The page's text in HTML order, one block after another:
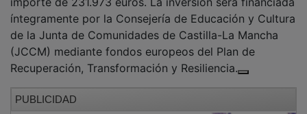
íntegramente por la Consejería de Educación y Cultura
de la Junta de Comunidades de Castilla-La Mancha
(JCCM) mediante fondos europeos del Plan de
Recuperación, Transformación y Resiliencia.